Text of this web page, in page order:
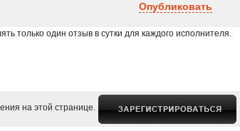
Опубликовать
только один отзыв в сутки для каждого исполнителя.
на этой странице.